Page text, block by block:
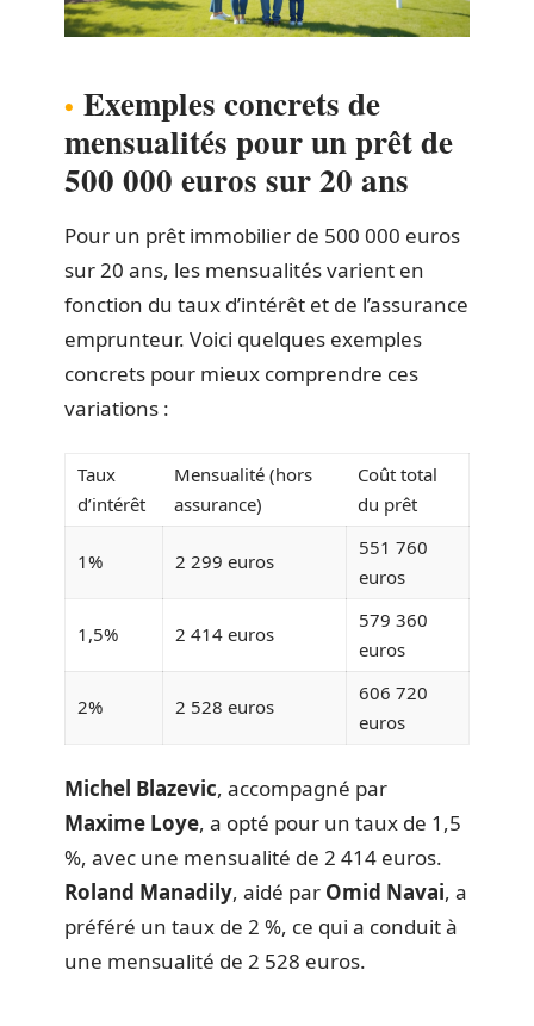
Exemples concrets de
mensualités pour un prêt de
500 000 euros sur 20 ans
Pour un prêt immobilier de 500 000 euros
sur 20 ans, les mensualités varient en
fonction du taux d’intérêt et de l’assurance
emprunteur. Voici quelques exemples
concrets pour mieux comprendre ces
variations :
Taux
d’intérêt
Mensualité (hors
assurance)
Coût total
du prêt
1% 2 299 euros
551 760
euros
1,5% 2 414 euros
579 360
euros
2% 2 528 euros
606 720
euros
Michel Blazevic, accompagné par
Maxime Loye, a opté pour un taux de 1,5
%, avec une mensualité de 2 414 euros.
Roland Manadily, aidé par Omid Navai, a
préféré un taux de 2 %, ce qui a conduit à
une mensualité de 2 528 euros.